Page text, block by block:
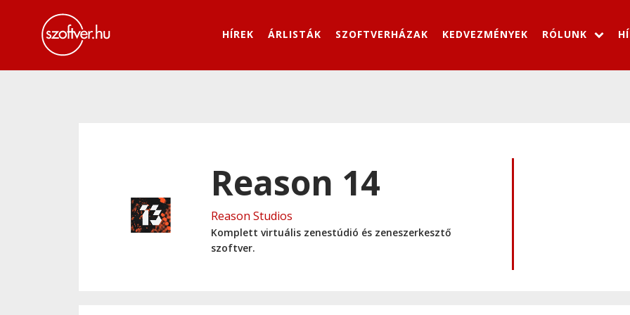
HÍREK ÁRLISTÁK SZOFTVERHÁZAK KEDVEZMÉNYEK RÓLUNK
Reason 14
Reason Studios
Komplett virtuális zenestúdió és zeneszerkesztő
szoftver.